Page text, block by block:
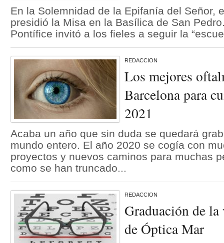
En la Solemnidad de la Epifanía del Señor,
presidió la Misa en la Basílica de San
Pontífice invitó a los fieles a seguir la
REDACCION
Los mejores
Barcelona para
2021
Acaba un año que sin duda se quedará
mundo entero. El año 2020 se cogía con
proyectos y nuevos caminos para muchas
como se han truncado...
REDACCION
Graduación de
de Óptica Mar